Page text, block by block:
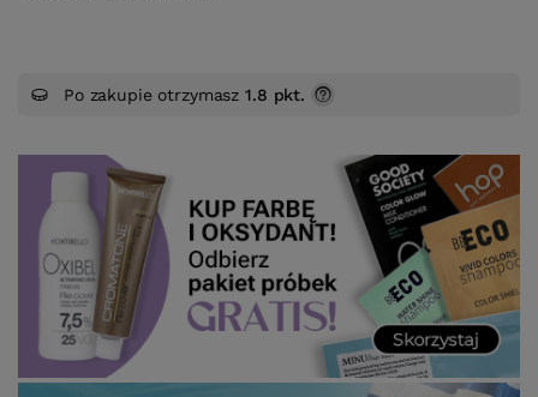
Po zakupie otrzymasz1.8 pkt.